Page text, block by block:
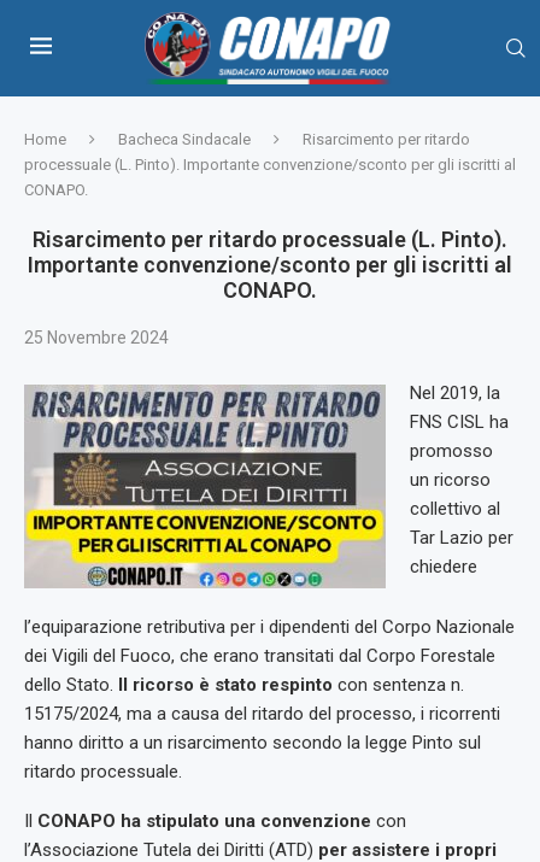
Home Bacheca Sindacale
Risarcimento per ritardo
processuale (L. Pinto). Importante convenzione/sconto per gli iscritti al
CONAPO.
Risarcimento per ritardo processuale (L. Pinto).
Importante convenzione/sconto per gli iscritti al
CONAPO.
25 Novembre 2024
Nel 2019, la
FNS CISL ha
promosso
un ricorso
collettivo al
Tar Lazio per
chiedere
l’equiparazione retributiva per i dipendenti del Corpo Nazionale
dei Vigili del Fuoco, che erano transitati dal Corpo Forestale
dello Stato. Il ricorso è stato respinto con sentenza n.
15175/2024, ma a causa del ritardo del processo, i ricorrenti
hanno diritto a un risarcimento secondo la legge Pinto sul
ritardo processuale.
Il CONAPO ha stipulato una convenzione con
l’Associazione Tutela dei Diritti (ATD) per assistere i propri